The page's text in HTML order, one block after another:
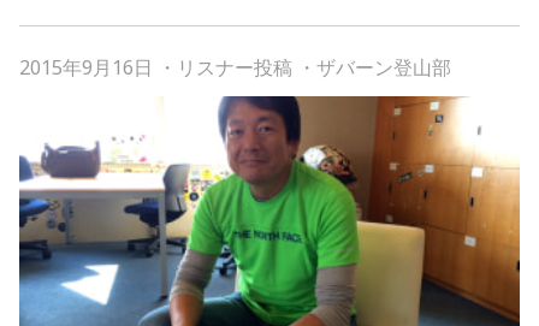
2015年9月16日 ・ リスナー投稿 ・ ザバーン登山部